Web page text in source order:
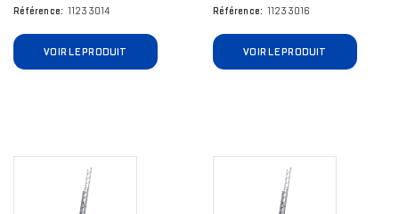
Référence 11233014
VOIR LE PRODUIT
Référence 11233016
VOIR LE PRODUIT